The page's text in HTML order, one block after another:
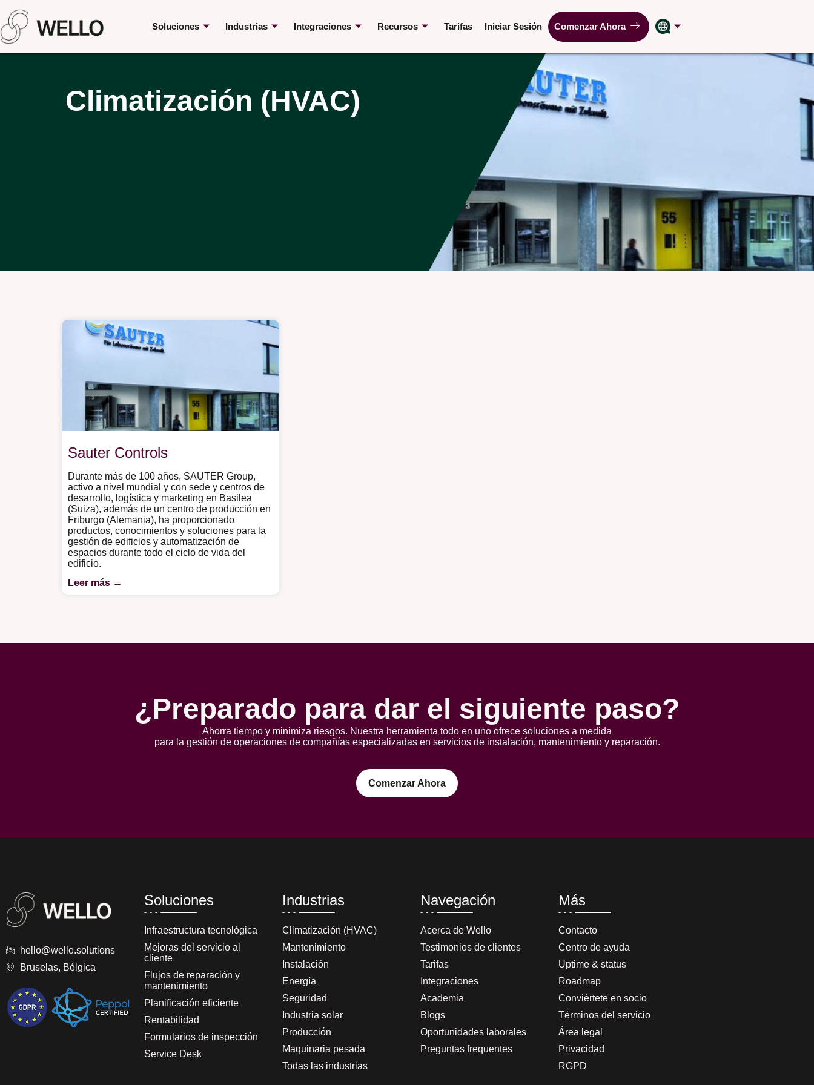
Soluciones Industrias Integraciones Recursos Tarifas Iniciar Sesión Comenzar Ahora
Climatización (HVAC)
Sauter Controls
Durante más de 100 años, SAUTER Group,
activo a nivel mundial y con sede y centros de
desarrollo, logística y marketing en Basilea
(Suiza), además de un centro de producción en
Friburgo (Alemania), ha proporcionado
productos, conocimientos y soluciones para la
gestión de edificios y automatización de
espacios durante todo el ciclo de vida del
edificio.
Leer más →
¿Preparado para dar el siguiente paso?
Ahorra tiempo y minimiza riesgos. Nuestra herramienta todo en uno ofrece soluciones a medida
para la gestión de operaciones de compañías especializadas en servicios de instalación, mantenimiento y reparación.
Comenzar Ahora
hello@wello.solutions
Bruselas, Bélgica
Soluciones
Infraestructura tecnológica
Mejoras del servicio al
cliente
Flujos de reparación y
mantenimiento
Planificación eficiente
Rentabilidad
Formularios de inspección
Service Desk
Industrias
Climatización (HVAC)
Mantenimiento
Instalación
Energía
Seguridad
Industria solar
Producción
Maquinaria pesada
Todas las industrias
Navegación
Acerca de Wello
Testimonios de clientes
Tarifas
Integraciones
Academia
Blogs
Oportunidades laborales
Preguntas frequentes
Más
Contacto
Centro de ayuda
Uptime & status
Roadmap
Conviértete en socio
Términos del servicio
Área legal
Privacidad
RGPD